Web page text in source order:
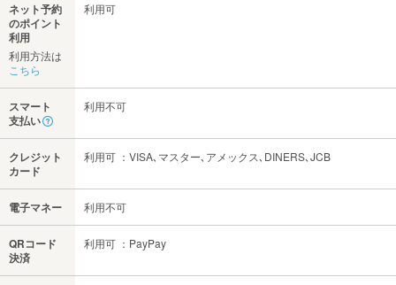
ネット予約
のポイント
利用
利用方法は
こちら
利用可
スマート
支払い
利用不可
クレジット
カード
利用可 ：VISA､マスター､アメックス､DINERS､JCB
電子マネー 利用不可
QRコード
決済
利用可 ：PayPay